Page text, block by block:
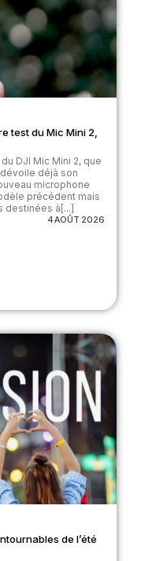
test du Mic Mini 2,
DJI Mic Mini 2, que
déjà son
microphone
précédent mais
destinées à[...]
4 AOÛT 2026
de l’été